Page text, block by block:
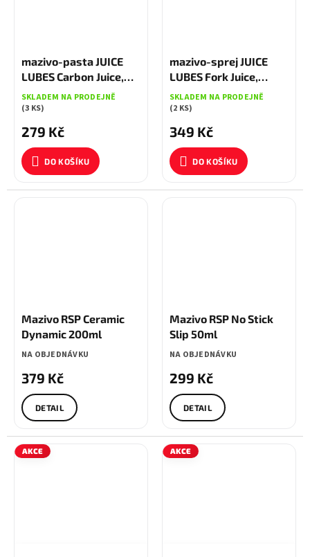
mazivo-pasta JUICE
LUBES Carbon Juice,
50ml
SKLADEM NA PRODEJNĚ
(3 KS)
279 Kč
DO KOŠÍKU
mazivo-sprej JUICE
LUBES Fork Juice,
400ml
SKLADEM NA PRODEJNĚ
(2 KS)
349 Kč
DO KOŠÍKU
Mazivo RSP Ceramic
Dynamic 200ml
NA OBJEDNÁVKU
379 Kč
DETAIL
Mazivo RSP No Stick
Slip 50ml
NA OBJEDNÁVKU
299 Kč
DETAIL
AKCE AKCE